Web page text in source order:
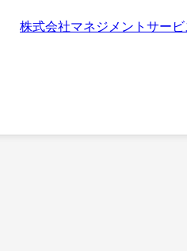
株式会社マネジメントサー